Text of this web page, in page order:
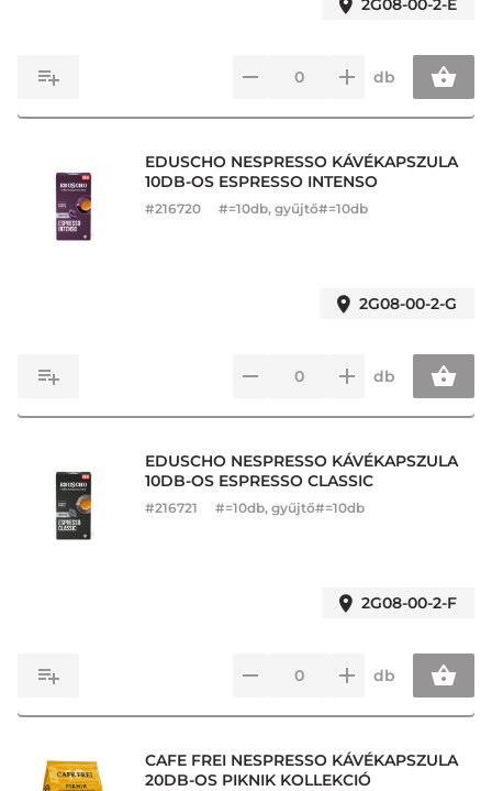
2G08-00-2-E
db
EDUSCHO NESPRESSO KÁVÉKAPSZULA
10DB-OS ESPRESSO INTENSO
#216720 #=10db, gyűjtő#=10db
2G08-00-2-G
db
EDUSCHO NESPRESSO KÁVÉKAPSZULA
10DB-OS ESPRESSO CLASSIC
#216721 #=10db, gyűjtő#=10db
2G08-00-2-F
db
CAFE FREI NESPRESSO KÁVÉKAPSZULA
20DB-OS PIKNIK KOLLEKCIÓ